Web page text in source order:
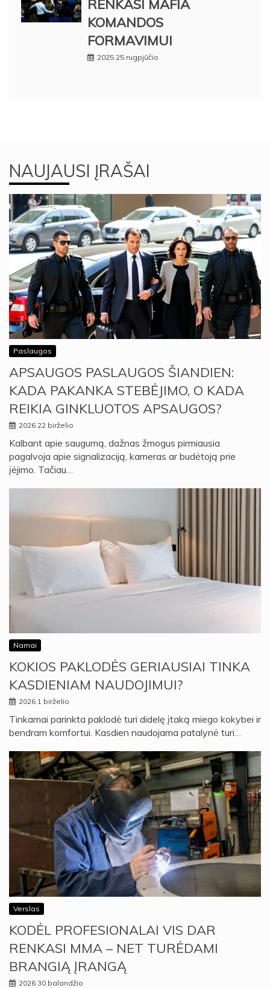
RENKASI MAFIA
KOMANDOS
FORMAVIMUI
2025 25 rugpjūčio
NAUJAUSI ĮRAŠAI
Paslaugos
APSAUGOS PASLAUGOS ŠIANDIEN:
KADA PAKANKA STEBĖJIMO, O KADA
REIKIA GINKLUOTOS APSAUGOS?
2026 22 birželio
Kalbant apie saugumą, dažnas žmogus pirmiausia
pagalvoja apie signalizaciją, kameras ar budėtoją prie
įėjimo. Tačiau…
Namai
KOKIOS PAKLODĖS GERIAUSIAI TINKA
KASDIENIAM NAUDOJIMUI?
2026 1 birželio
Tinkamai parinkta paklodė turi didelę įtaką miego kokybei ir
bendram komfortui. Kasdien naudojama patalynė turi…
Verslas
KODĖL PROFESIONALAI VIS DAR
RENKASI MMA – NET TURĖDAMI
BRANGIĄ ĮRANGĄ
2026 30 balandžio